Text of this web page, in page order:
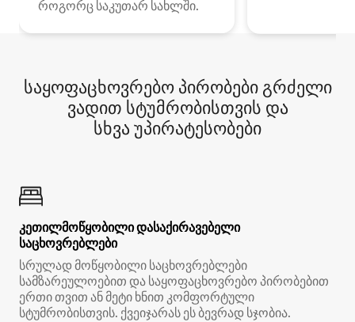
როგორც საკუთარ სახლში.
საყოფაცხოვრებო პირობები გრძელი
ვადით სტუმრობისთვის და
სხვა უპირატესობები
კეთილმოწყობილი დასაქირავებელი
საცხოვრებლები
სრულად მოწყობილი საცხოვრებლები
სამზარეულოებით და საყოფაცხოვრებო პირობებით
ერთი თვით ან მეტი ხნით კომფორტული
სტუმრობისთვის. ქვეიჯარას ეს ბევრად სჯობია.